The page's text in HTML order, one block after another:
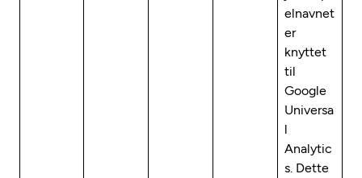
elnavnet
er
knyttet
til
Google
Universa
l
Analytic
s. Dette